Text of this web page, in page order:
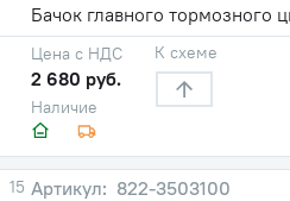
Бачок главного тормозного
Наличие
Цена с НДС
2 680 руб.
К схеме
15
822-3503100